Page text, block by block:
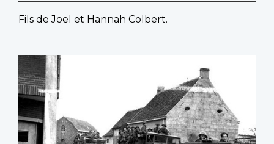
Fils de Joel et Hannah Colbert.